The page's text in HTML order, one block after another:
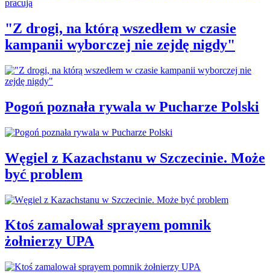
"Z drogi, na którą wszedłem w czasie
kampanii wyborczej nie zejdę nigdy"
Pogoń poznała rywala w Pucharze Polski
Węgiel z Kazachstanu w Szczecinie. Może
być problem
Ktoś zamalował sprayem pomnik
żołnierzy UPA